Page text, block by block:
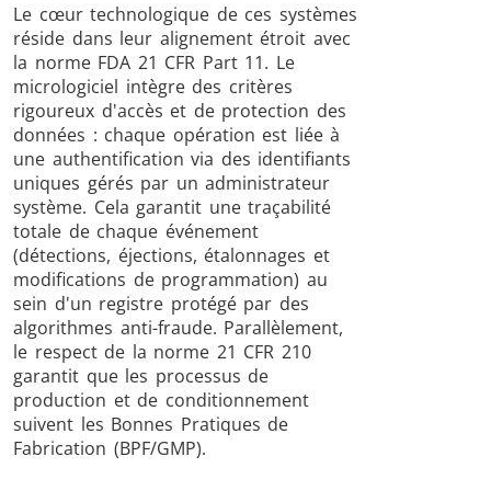
Le cœur technologique de ces systèmes
réside dans leur alignement étroit avec
la norme FDA 21 CFR Part 11. Le
micrologiciel intègre des critères
rigoureux d'accès et de protection des
données : chaque opération est liée à
une authentification via des identifiants
uniques gérés par un administrateur
système. Cela garantit une traçabilité
totale de chaque événement
(détections, éjections, étalonnages et
modifications de programmation) au
sein d'un registre protégé par des
algorithmes anti-fraude. Parallèlement,
le respect de la norme 21 CFR 210
garantit que les processus de
production et de conditionnement
suivent les Bonnes Pratiques de
Fabrication (BPF/GMP).